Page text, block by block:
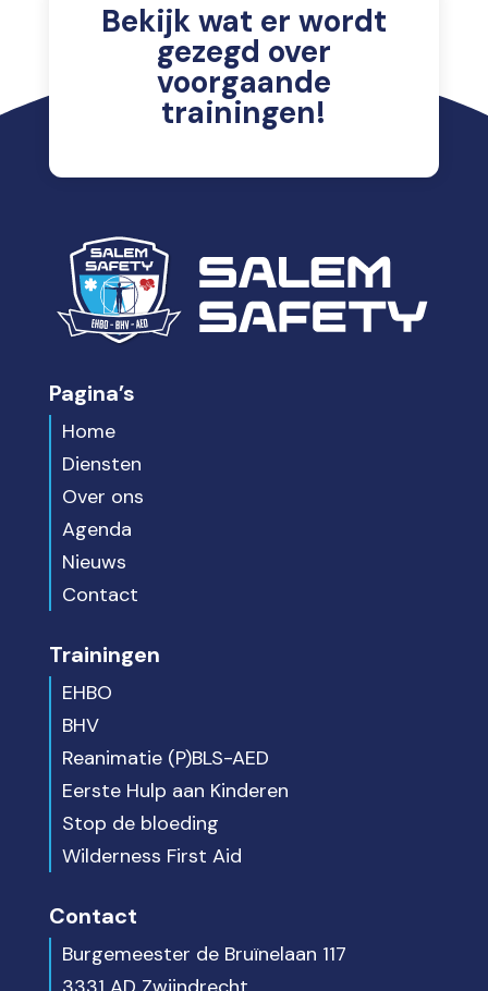
Bekijk wat er wordt
gezegd over
voorgaande
trainingen!
Pagina’s
Home
Diensten
Over ons
Agenda
Nieuws
Contact
Trainingen
EHBO
BHV
Reanimatie (P)BLS-AED
Eerste Hulp aan Kinderen
Stop de bloeding
Wilderness First Aid
Contact
Burgemeester de Bruïnelaan 117